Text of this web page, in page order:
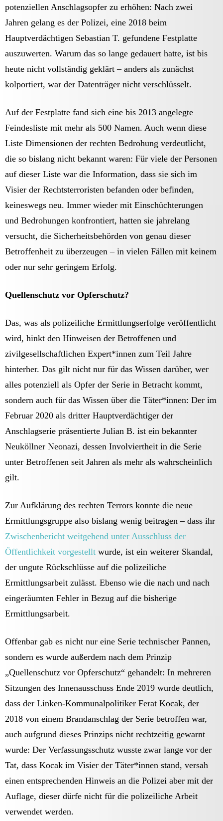
potenziellen Anschlagsopfer zu erhöhen: Nach zwei
Jahren gelang es der Polizei, eine 2018 beim
Hauptverdächtigen Sebastian T. gefundene Festplatte
auszuwerten. Warum das so lange gedauert hatte, ist bis
heute nicht vollständig geklärt – anders als zunächst
kolportiert, war der Datenträger nicht verschlüsselt.
Auf der Festplatte fand sich eine bis 2013 angelegte
Feindesliste mit mehr als 500 Namen. Auch wenn diese
Liste Dimensionen der rechten Bedrohung verdeutlicht,
die so bislang nicht bekannt waren: Für viele der Personen
auf dieser Liste war die Information, dass sie sich im
Visier der Rechtsterroristen befanden oder befinden,
keineswegs neu. Immer wieder mit Einschüchterungen
und Bedrohungen konfrontiert, hatten sie jahrelang
versucht, die Sicherheitsbehörden von genau dieser
Betroffenheit zu überzeugen – in vielen Fällen mit keinem
oder nur sehr geringem Erfolg.
Quellenschutz vor Opferschutz?
Das, was als polizeiliche Ermittlungserfolge veröffentlicht
wird, hinkt den Hinweisen der Betroffenen und
zivilgesellschaftlichen Expert*innen zum Teil Jahre
hinterher. Das gilt nicht nur für das Wissen darüber, wer
alles potenziell als Opfer der Serie in Betracht kommt,
sondern auch für das Wissen über die Täter*innen: Der im
Februar 2020 als dritter Hauptverdächtiger der
Anschlagserie präsentierte Julian B. ist ein bekannter
Neuköllner Neonazi, dessen Involviertheit in die Serie
unter Betroffenen seit Jahren als mehr als wahrscheinlich
gilt.
Zur Aufklärung des rechten Terrors konnte die neue
Ermittlungsgruppe also bislang wenig beitragen – dass ihr
Zwischenbericht weitgehend unter Ausschluss der
Öffentlichkeit vorgestellt wurde, ist ein weiterer Skandal,
der ungute Rückschlüsse auf die polizeiliche
Ermittlungsarbeit zulässt. Ebenso wie die nach und nach
eingeräumten Fehler in Bezug auf die bisherige
Ermittlungsarbeit.
Offenbar gab es nicht nur eine Serie technischer Pannen,
sondern es wurde außerdem nach dem Prinzip
„Quellenschutz vor Opferschutz“ gehandelt: In mehreren
Sitzungen des Innenausschuss Ende 2019 wurde deutlich,
dass der Linken-Kommunalpolitiker Ferat Kocak, der
2018 von einem Brandanschlag der Serie betroffen war,
auch aufgrund dieses Prinzips nicht rechtzeitig gewarnt
wurde: Der Verfassungsschutz wusste zwar lange vor der
Tat, dass Kocak im Visier der Täter*innen stand, versah
einen entsprechenden Hinweis an die Polizei aber mit der
Auflage, dieser dürfe nicht für die polizeiliche Arbeit
verwendet werden.